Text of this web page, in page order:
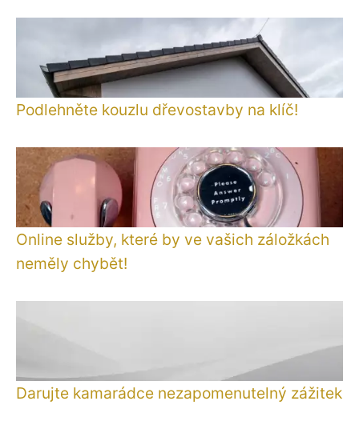
Podlehněte kouzlu dřevostavby na klíč!
Online služby, které by ve vašich záložkách
neměly chybět!
Darujte kamarádce nezapomenutelný zážitek